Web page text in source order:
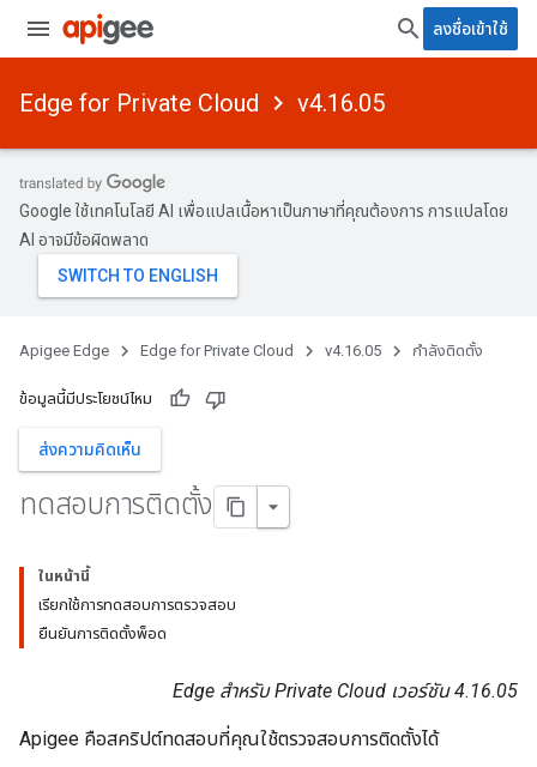
ลงชื่อเข้าใช้
Edge for Private Cloud v4.16.05
Google ใช้เทคโนโลยี AI เพื่อแปลเนื้อหาเป็นภาษาที่คุณต้องการ การแปลโดย
AI อาจมีข้อผิดพลาด
Apigee Edge Edge for Private Cloud v4.16.05 กำลังติดตั้ง
ข้อมูลนี้มีประโยชน์ไหม
ส่งความคิดเห็น
ทดสอบการติดตั้ง
ในหน้านี้
เรียกใช้การทดสอบการตรวจสอบ
ยืนยันการติดตั้งพ็อด
Edge สำหรับ Private Cloud เวอร์ชัน 4.16.05
Apigee คือสคริปต์ทดสอบที่คุณใช้ตรวจสอบการติดตั้งได้